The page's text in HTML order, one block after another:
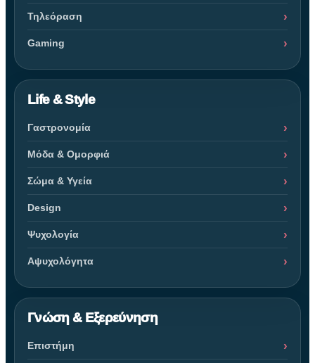
Τηλεόραση
Gaming
Life & Style
Γαστρονομία
Μόδα & Ομορφιά
Σώμα & Υγεία
Design
Ψυχολογία
Αψυχολόγητα
Γνώση & Εξερεύνηση
Επιστήμη